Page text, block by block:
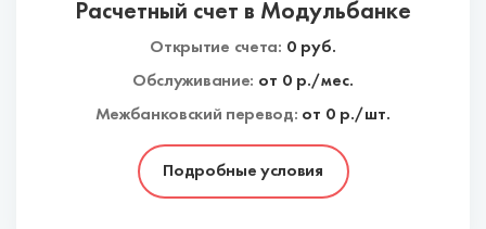
Подробные условия
Расчетный счет в Модульбанке
Открытие счета: 0руб.
Обслуживание: от 0р./мес.
Межбанковский перевод: от 0 р./шт.